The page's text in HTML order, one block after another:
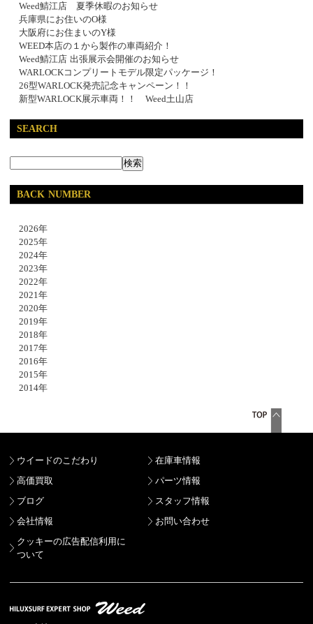
Weed鯖江店 夏季休暇のお知らせ
兵庫県にお住いのO様
大阪府にお住まいのY様
WEED本店の１から製作の車両紹介！
Weed鯖江店 出張展示会開催のお知らせ
WARLOCKコンプリートモデル限定パッケージ！
26型WARLOCK発売記念キャンペーン！！
新型WARLOCK展示車両！！ Weed土山店
SEARCH
BACK NUMBER
2026年
2025年
2024年
2023年
2022年
2021年
2020年
2019年
2018年
2017年
2016年
2015年
2014年
ウイードのこだわり
在庫車情報
高価買取
パーツ情報
ブログ
スタッフ情報
会社情報
お問い合わせ
クッキーの広告配信利用に
ついて